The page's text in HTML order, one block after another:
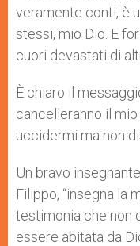
veramente conti, è
stessi, mio Dio. E
cuori devastati di
È chiaro il
cancelleranno il
uccidermi ma non
Un bravo
Filippo, “insegna la
testimonia che non
essere abitata da